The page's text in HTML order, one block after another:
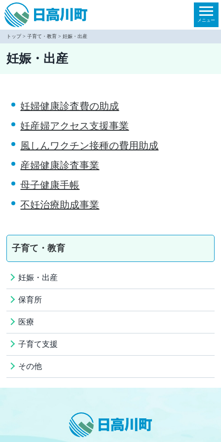
本
文
動
メニュー
トップ>子育て・教育 >妊娠・出産
妊娠・出産
妊婦健康診査費の助成
妊産婦アクセス支援事業
風しんワクチン接種の費用助成
産婦健康診査事業
母子健康手帳
不妊治療助成事業
子育て・教育
妊娠・出産
保育所
医療
子育て支援
その他